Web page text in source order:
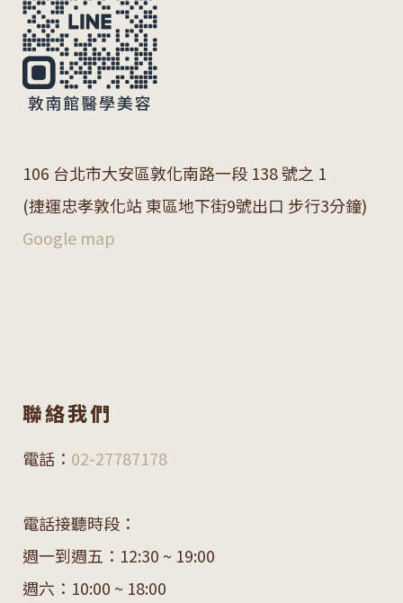
106 台北市大安區敦化南路一段 138 號之 1
(捷運忠孝敦化站 東區地下街9號出口 步行3分鐘)
Google map
聯絡我們
電話： 02-27787178
電話接聽時段：
週一到週五：12:30 ~ 19:00
週六：10:00 ~ 18:00